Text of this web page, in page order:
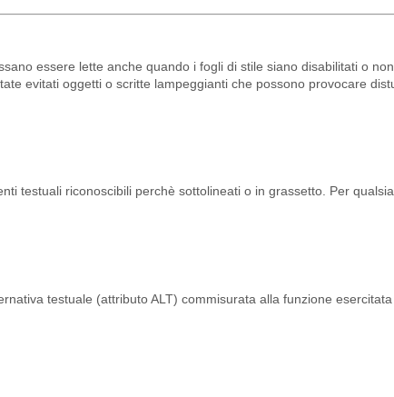
essere lette anche quando i fogli di stile siano disabilitati o
evitati oggetti o scritte lampeggianti che possono provocare
testuali riconoscibili perchè sottolineati o in grassetto. Per
testuale (attributo ALT) commisurata alla funzione